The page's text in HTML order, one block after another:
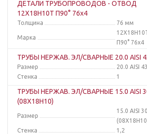
ДЕТАЛИ ТРУБОПРОВОДОВ - ОТВОД
12Х18Н10Т П90° 76x4
Толщина 76 мм
Марка
П90° 76x4
ТРУБЫ НЕРЖАВ. ЭЛ/СВАРНЫЕ 20.0 AISI
Размер
20.0 AISI
Стенка
1
ТРУБЫ НЕРЖАВ. ЭЛ/СВАРНЫЕ 15.0 AISI
(08Х18Н10)
Размер
15.0 AISI
Стенка
1,2